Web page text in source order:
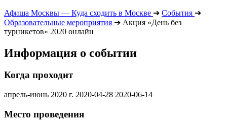
Афиша Москвы — Куда сходить в Москве ➔ События ➔
Образовательные мероприятия ➔ Акция «День без
турникетов» 2020 онлайн
Информация о событии
Когда проходит
апрель-июнь 2020 г. 2020-04-28 2020-06-14
Место проведения